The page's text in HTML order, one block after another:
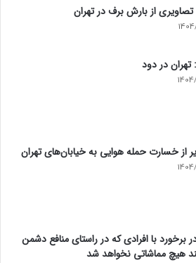
تصاویری از بارش برف در تهران
تهران در دود
برخورد با افرادی که در راستای منافع دشمن
هیچ مماشاتی نخواهد شد